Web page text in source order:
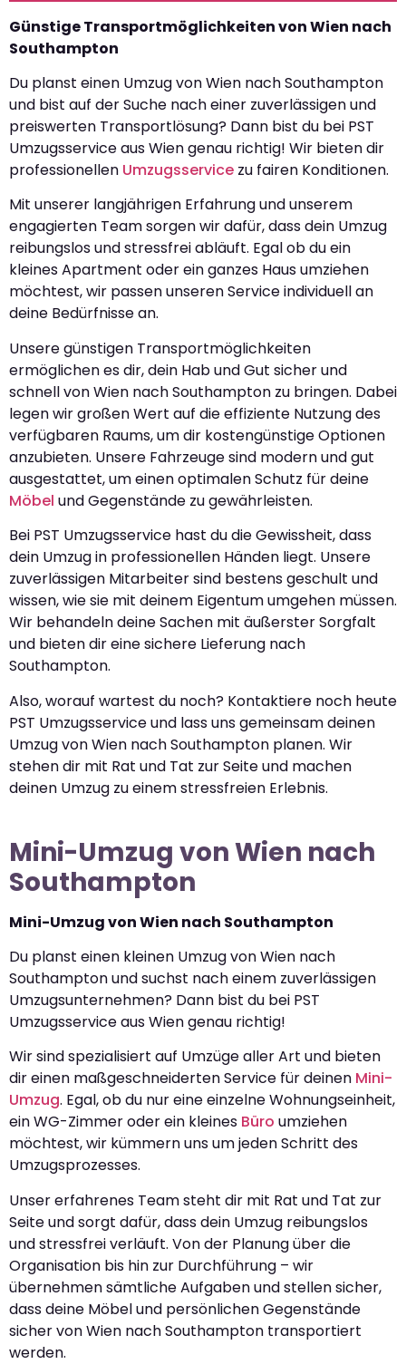
Günstige Transportmöglichkeiten von Wien nach
Southampton
Du planst einen Umzug von Wien nach Southampton
und bist auf der Suche nach einer zuverlässigen und
preiswerten Transportlösung? Dann bist du bei PST
Umzugsservice aus Wien genau richtig! Wir bieten dir
professionellen Umzugsservice zu fairen Konditionen.
Mit unserer langjährigen Erfahrung und unserem
engagierten Team sorgen wir dafür, dass dein Umzug
reibungslos und stressfrei abläuft. Egal ob du ein
kleines Apartment oder ein ganzes Haus umziehen
möchtest, wir passen unseren Service individuell an
deine Bedürfnisse an.
Unsere günstigen Transportmöglichkeiten
ermöglichen es dir, dein Hab und Gut sicher und
schnell von Wien nach Southampton zu bringen. Dabei
legen wir großen Wert auf die effiziente Nutzung des
verfügbaren Raums, um dir kostengünstige Optionen
anzubieten. Unsere Fahrzeuge sind modern und gut
ausgestattet, um einen optimalen Schutz für deine
Möbel und Gegenstände zu gewährleisten.
Bei PST Umzugsservice hast du die Gewissheit, dass
dein Umzug in professionellen Händen liegt. Unsere
zuverlässigen Mitarbeiter sind bestens geschult und
wissen, wie sie mit deinem Eigentum umgehen müssen.
Wir behandeln deine Sachen mit äußerster Sorgfalt
und bieten dir eine sichere Lieferung nach
Southampton.
Also, worauf wartest du noch? Kontaktiere noch heute
PST Umzugsservice und lass uns gemeinsam deinen
Umzug von Wien nach Southampton planen. Wir
stehen dir mit Rat und Tat zur Seite und machen
deinen Umzug zu einem stressfreien Erlebnis.
Mini-Umzug von Wien nach
Southampton
Mini-Umzug von Wien nach Southampton
Du planst einen kleinen Umzug von Wien nach
Southampton und suchst nach einem zuverlässigen
Umzugsunternehmen? Dann bist du bei PST
Umzugsservice aus Wien genau richtig!
Wir sind spezialisiert auf Umzüge aller Art und bieten
dir einen maßgeschneiderten Service für deinen Mini-
Umzug. Egal, ob du nur eine einzelne Wohnungseinheit,
ein WG-Zimmer oder ein kleines Büro umziehen
möchtest, wir kümmern uns um jeden Schritt des
Umzugsprozesses.
Unser erfahrenes Team steht dir mit Rat und Tat zur
Seite und sorgt dafür, dass dein Umzug reibungslos
und stressfrei verläuft. Von der Planung über die
Organisation bis hin zur Durchführung – wir
übernehmen sämtliche Aufgaben und stellen sicher,
dass deine Möbel und persönlichen Gegenstände
sicher von Wien nach Southampton transportiert
werden.